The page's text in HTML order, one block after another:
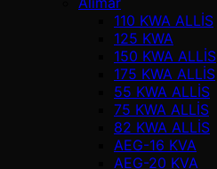
110 KWA ALLİS
125 KWA
150 KWA ALLİS
175 KWA ALLİS
55 KWA ALLİS
75 KWA ALLİS
82 KWA ALLİS
AEG-16 KVA
AEG-20 KVA